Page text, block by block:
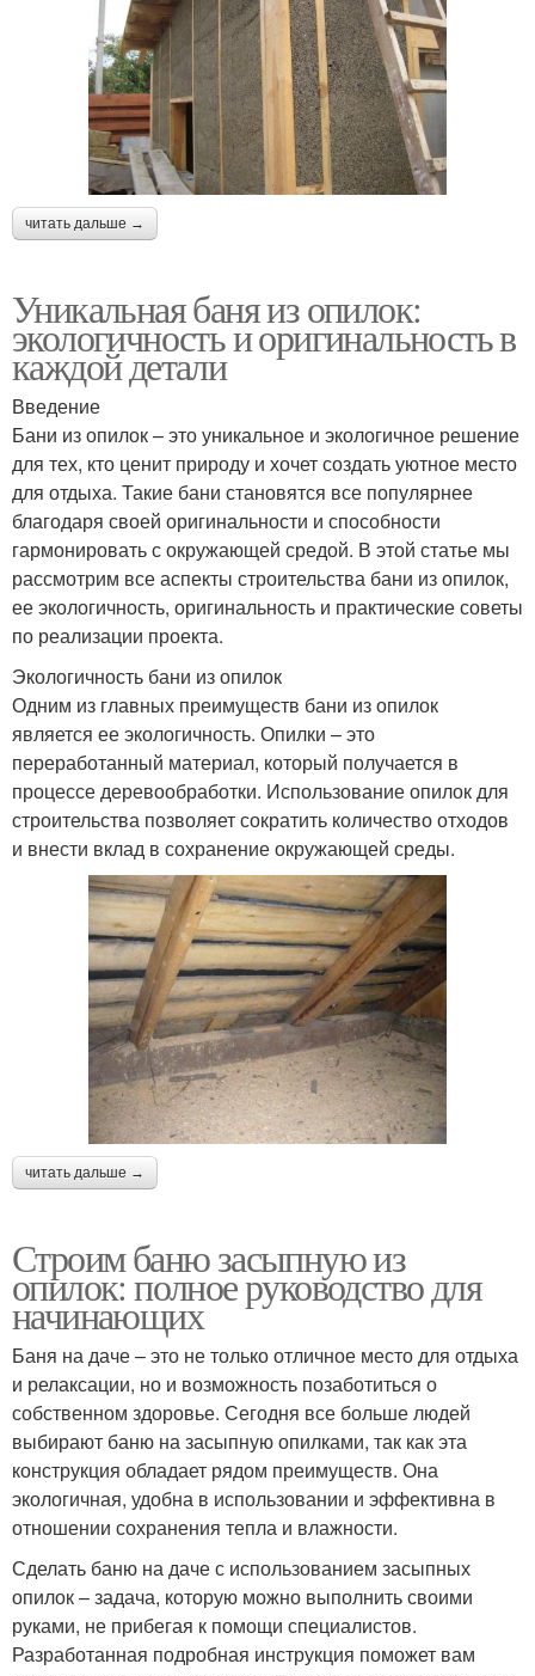
читать дальше →
Уникальная баня из опилок:
экологичность и оригинальность в
каждой детали
Введение
Бани из опилок – это уникальное и экологичное решение
для тех, кто ценит природу и хочет создать уютное место
для отдыха. Такие бани становятся все популярнее
благодаря своей оригинальности и способности
гармонировать с окружающей средой. В этой статье мы
рассмотрим все аспекты строительства бани из опилок,
ее экологичность, оригинальность и практические советы
по реализации проекта.
Экологичность бани из опилок
Одним из главных преимуществ бани из опилок
является ее экологичность. Опилки – это
переработанный материал, который получается в
процессе деревообработки. Использование опилок для
строительства позволяет сократить количество отходов
и внести вклад в сохранение окружающей среды.
читать дальше →
Строим баню засыпную из
опилок: полное руководство для
начинающих
Баня на даче – это не только отличное место для отдыха
и релаксации, но и возможность позаботиться о
собственном здоровье. Сегодня все больше людей
выбирают баню на засыпную опилками, так как эта
конструкция обладает рядом преимуществ. Она
экологичная, удобна в использовании и эффективна в
отношении сохранения тепла и влажности.
Сделать баню на даче с использованием засыпных
опилок – задача, которую можно выполнить своими
руками, не прибегая к помощи специалистов.
Разработанная подробная инструкция поможет вам